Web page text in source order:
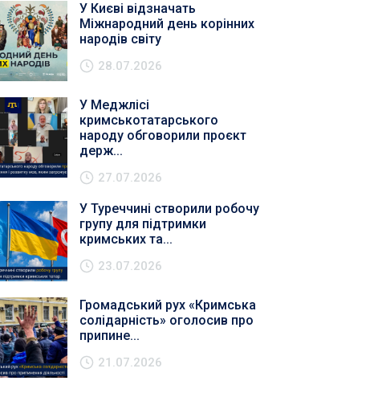
У Києві відзначать
Міжнародний день корінних
народів світу
28.07.2026
У Меджлісі
кримськотатарського
народу обговорили проєкт
держ...
27.07.2026
У Туреччині створили робочу
групу для підтримки
кримських та...
23.07.2026
Громадський рух «Кримська
солідарність» оголосив про
припине...
21.07.2026